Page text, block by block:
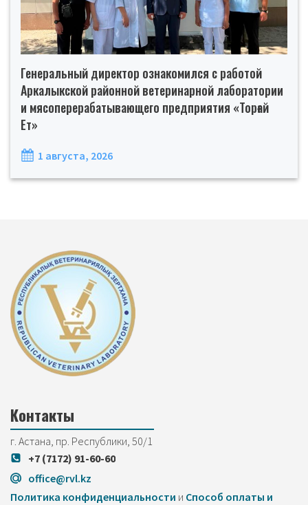
Генеральный директор ознакомился с работой
Аркалыкской районной ветеринарной лаборатории
и мясоперерабатывающего предприятия «Торғай
Ет»
1 августа, 2026
Контакты
г. Астана, пр. Республики, 50/1
+7 (7172) 91-60-60
office@rvl.kz
Политика конфиденциальности и Cпособ оплаты и